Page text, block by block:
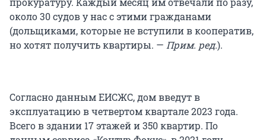
около 30 судов у нас с этими гражданами
(дольщиками, которые не вступили в кооператив,
но хотят получить квартиры. — Прим. ред.).
Согласно данным ЕИСЖС, дом введут в
эксплуатацию в четвертом квартале 2023 года.
Всего в здании 17 этажей и 350 квартир. По